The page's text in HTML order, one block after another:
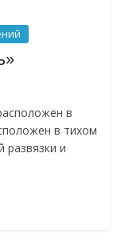
в
в тихом
развязки и